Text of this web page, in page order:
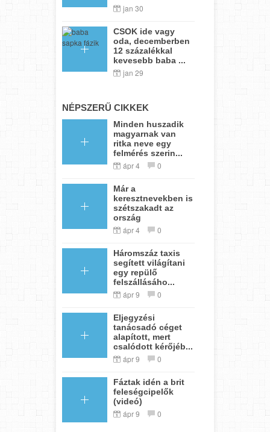
jan 30
CSOK ide vagy
oda, decemberben
12 százalékkal
kevesebb baba ...
jan 29
NÉPSZERŰ CIKKEK
Minden huszadik
magyarnak van
ritka neve egy
felmérés szerin...
ápr 4 0
Már a
keresztnevekben is
szétszakadt az
ország
ápr 4 0
Háromszáz taxis
segített világítani
egy repülő
felszállásáho...
ápr 9 0
Eljegyzési
tanácsadó céget
alapított, mert
csalódott kérőjéb...
ápr 9 0
Fáztak idén a brit
feleségcipelők
(videó)
ápr 9 0